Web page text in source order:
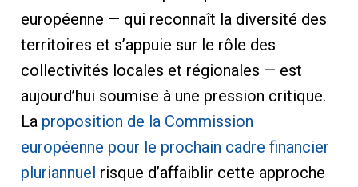
européenne — qui reconnaît la diversité des
territoires et s’appuie sur le rôle des
collectivités locales et régionales — est
aujourd’hui soumise à une pression critique.
La proposition de la Commission
européenne pour le prochain cadre financier
pluriannuel risque d’affaiblir cette approche